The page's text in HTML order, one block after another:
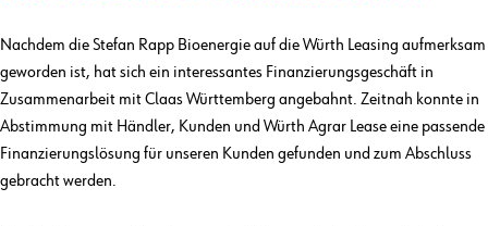
Nachdem die Stefan Rapp Bioenergie auf die Würth Leasing aufmerksam
geworden ist, hat sich ein interessantes Finanzierungsgeschäft in
Zusammenarbeit mit Claas Württemberg angebahnt. Zeitnah konnte in
Abstimmung mit Händler, Kunden und Würth Agrar Lease eine passende
Finanzierungslösung für unseren Kunden gefunden und zum Abschluss
gebracht werden.